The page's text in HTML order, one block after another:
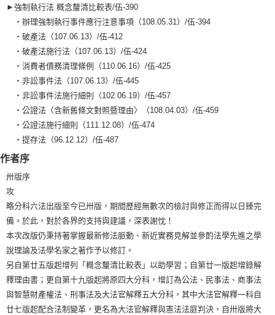
►強制執行法 概念釐清比較表/伍-390
‧辦理強制執行事件應行注意事項（108.05.31）/伍-394
‧破產法（107.06.13）/伍-412
‧破產法施行法（107.06.13）/伍-424
‧消費者債務清理條例（110.06.16）/伍-425
‧非訟事件法（107.06.13）/伍-445
‧非訟事件法施行細則（102.06.19）/伍-457
‧公證法〈含新舊條文對照暨理由〉（108.04.03）/伍-459
‧公證法施行細則（111.12.08）/伍-474
‧提存法（96.12.12）/伍-487
作者序
卅版序
攻
略分科六法出版至今已卅版，期間歷經無數次的檢討與修正而得以日臻完
備。於此，對於各界的支持與建議，深表謝忱！
本次改版仍秉持著掌握最新修法脈動、新近實務見解並參酌法學先進之學
說理論及法學名家之著作予以修訂。
另自第廿五版起增列「概念釐清比較表」以助學習；自第廿一版起增錄解
釋理由書；更自第十九版起將原四大分科，增訂為公法、民事法、商事法
與智慧財產權法、刑事法及大法官解釋五大分科，其中大法官解釋一科自
廿七版起配合法制變革，更名為大法官解釋與憲法法庭判決，自卅版將大